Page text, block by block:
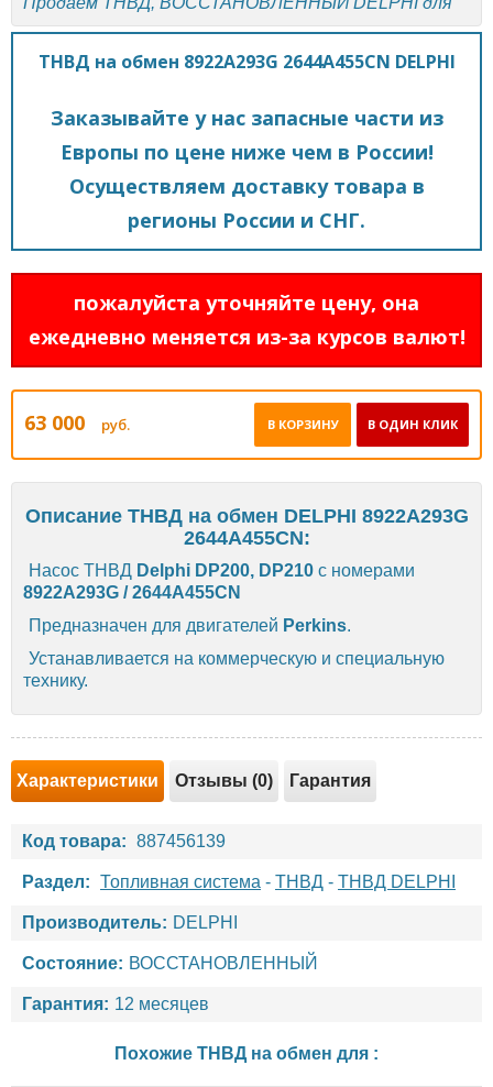
ТНВД на обмен 8922A293G 2644A455CN DELPHI
Заказывайте у нас запасные части из
Европы по цене ниже чем в России!
Осуществляем доставку товара в
регионы России и СНГ.
пожалуйста уточняйте цену, она
ежедневно меняется из-за курсов валют!
63 000 руб. В ОДИН КЛИК
В КОРЗИНУ
Описание ТНВД на обмен DELPHI 8922A293G
2644A455CN:
Насос ТНВД Delphi DP200, DP210 с номерами
8922A293G / 2644A455CN
Предназначен для двигателей Perkins.
Устанавливается на коммерческую и специальную
технику.
Характеристики Отзывы (0) Гарантия
Код товара: 887456139
Раздел: Топливная система - ТНВД - ТНВД DELPHI
Производитель: DELPHI
Состояние: ВОССТАНОВЛЕННЫЙ
Гарантия: 12 месяцев
Похожие ТНВД на обмен для :